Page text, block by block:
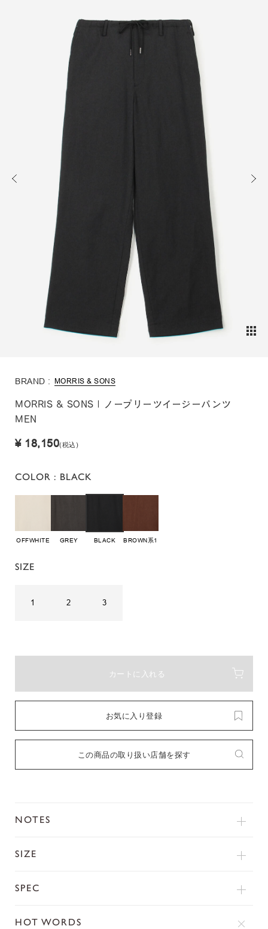
READ
BRAND : MORRIS & SONS
MORRIS & SONS | ノープリーツイージーパンツ
MEN
¥ 18,150(税込)
COLOR : BLACK
OFFWHITE GREY BLACK BROWN系1
SIZE
1 2 3
カートに入れる
お気に入り登録
この商品の取り扱い店舗を探す
NOTES
SIZE
SPEC
HOT WORDS